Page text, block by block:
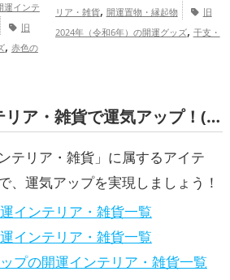
運インテ
旧
, 赤色の
鏡（八角
恋愛
プ
仕
リア・雑貨, 開運置物・縁起物
旧
2024年（令和6年）の開運グッズ, 干支・
ップ！(恋愛運, 結婚運, 家庭運・家族運, 総合運・全体運)
テリア・雑貨」に属するアイテ
、運気アップを実現しましょう！
インテリア・雑貨一覧
インテリア・雑貨一覧
プの開運インテリア・雑貨一覧